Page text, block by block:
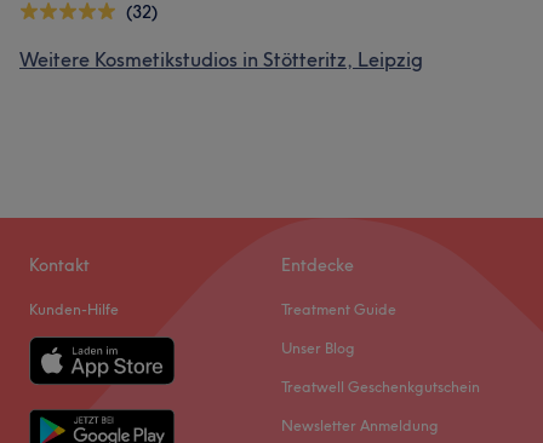
(32)
Weitere Kosmetikstudios in Stötteritz, Leipzig
Kontakt
Kunden-Hilfe
Entdecke
Treatment Guide
Unser Blog
Treatwell Geschenkgutschein
Newsletter Anmeldung